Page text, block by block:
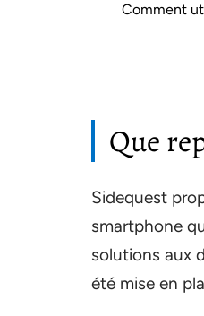
Comment
Que
Sidequest
smartphone
solutions aux
été mise en